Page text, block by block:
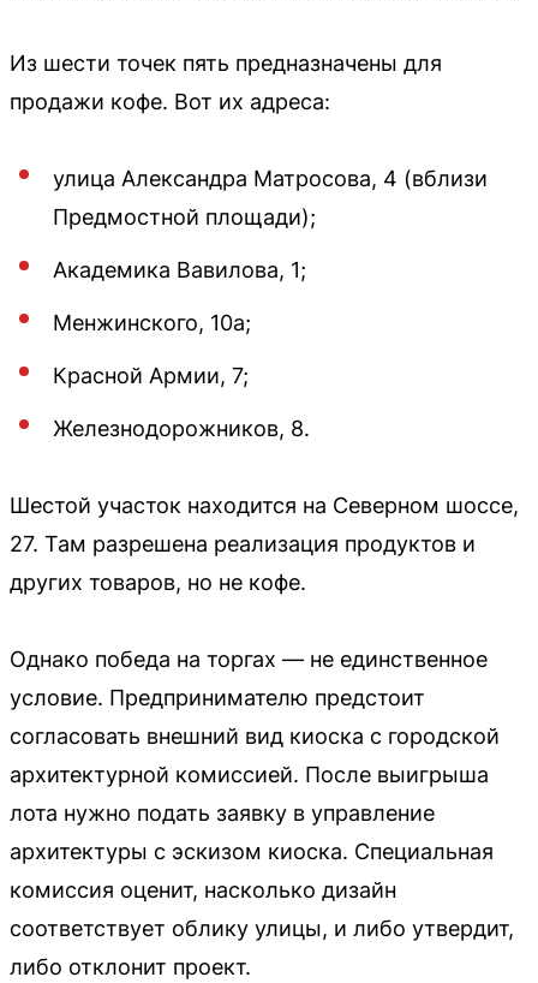
Из шести точек пять предназначены для
продажи кофе. Вот их адреса:
улица Александра Матросова, 4 (вблизи
Предмостной площади);
Академика Вавилова, 1;
Менжинского, 10а;
Красной Армии, 7;
Железнодорожников, 8.
Шестой участок находится на Северном шоссе,
27. Там разрешена реализация продуктов и
других товаров, но не кофе.
Однако победа на торгах — не единственное
условие. Предпринимателю предстоит
согласовать внешний вид киоска с городской
архитектурной комиссией. После выигрыша
лота нужно подать заявку в управление
архитектуры с эскизом киоска. Специальная
комиссия оценит, насколько дизайн
соответствует облику улицы, и либо утвердит,
либо отклонит проект.